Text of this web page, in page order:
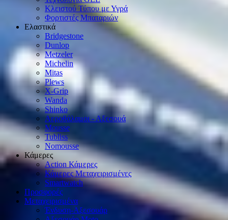
Κλειστού Τύπου με Υγρά
Φορτιστές Μπαταριών
Ελαστικά
Bridgestone
Dunlop
Metzeler
Michelin
Mitas
Plews
X-Grip
Wanda
Shinko
Αεροθάλαμοι - Αξεσουά
Mousse
Tubliss
Nomousse
Κάμερες
Action Κάμερες
Κάμερες Μεταχειρισμένες
Smartwatch
Προσφορές
Μεταχειρισμένα
Ένδυση-Αξεσουάρ